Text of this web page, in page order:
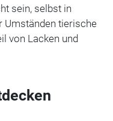
sein, selbst in
Umständen tierische
von Lacken und